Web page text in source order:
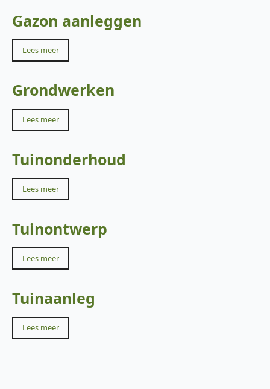
Gazon aanleggen
Lees meer
Grondwerken
Lees meer
Tuinonderhoud
Lees meer
Tuinontwerp
Lees meer
Tuinaanleg
Lees meer